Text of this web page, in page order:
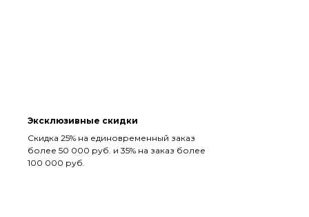
Эксклюзивные скидки
Скидка 25% на единовременный заказ
более 50 000 руб. и 35% на заказ более
100 000 руб.